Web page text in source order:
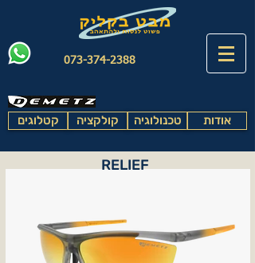
073-374-2388
קטלוגים קולקציה טכנולוגיה אודות
RELIEF